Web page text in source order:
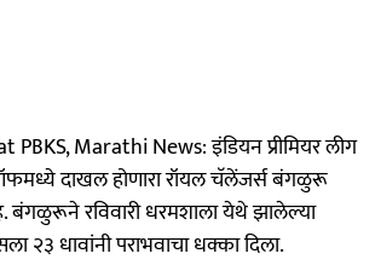
PBKS, Marathi News: इंडियन प्रीमियर लीग
दाखल होणारा रॉयल चॅलेंजर्स बंगळुरू
बंगळुरूने रविवारी धरमशाला येथे झालेल्या
२३ धावांनी पराभवाचा धक्का दिला.